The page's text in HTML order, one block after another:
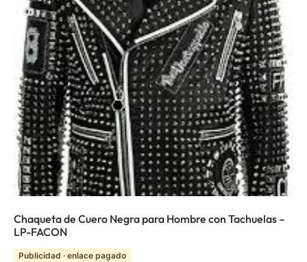
Chaqueta de Cuero Negra para Hombre con Tachuelas –
LP-FACON
Publicidad · enlace pagado